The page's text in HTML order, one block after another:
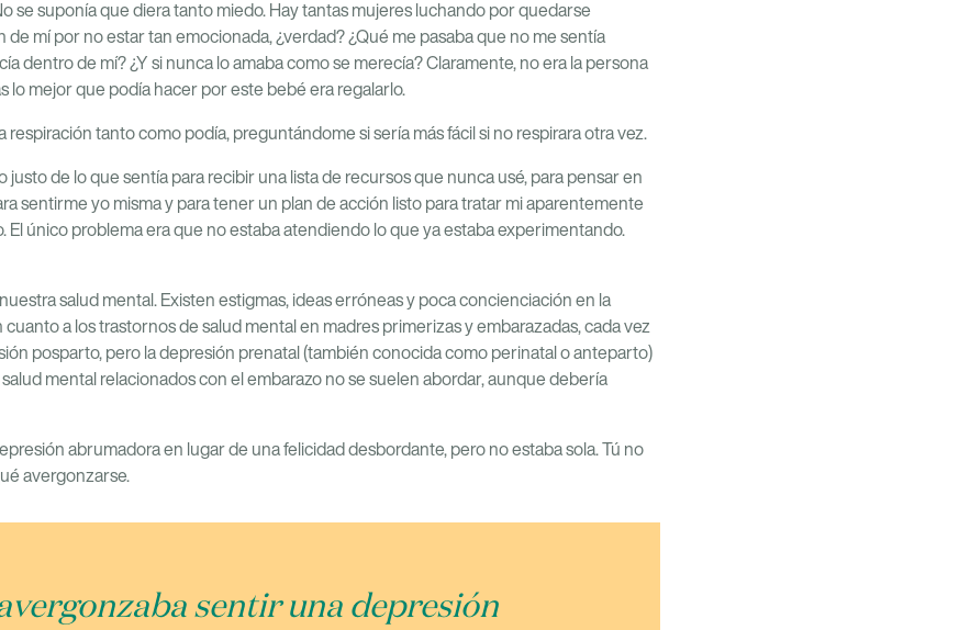
se suponía que diera tanto miedo. Hay tantas mujeres luchando por quedarse
de mí por no estar tan emocionada, ¿verdad? ¿Qué me pasaba que no me sentía
dentro de mí? ¿Y si nunca lo amaba como se merecía? Claramente, no era la persona
lo mejor que podía hacer por este bebé era regalarlo.
respiración tanto como podía, preguntándome si sería más fácil si no respirara otra vez.
de lo que sentía para recibir una lista de recursos que nunca usé, para pensar en
sentirme yo misma y para tener un plan de acción listo para tratar mi aparentemente
El único problema era que no estaba atendiendo lo que ya estaba experimentando.
salud mental. Existen estigmas, ideas erróneas y poca concienciación en la
cuanto a los trastornos de salud mental en madres primerizas y embarazadas, cada vez
posparto, pero la depresión prenatal (también conocida como perinatal o anteparto)
mental relacionados con el embarazo no se suelen abordar, aunque debería
abrumadora en lugar de una felicidad desbordante, pero no estaba sola. Tú no
avergonzarse.
sentir una depresión